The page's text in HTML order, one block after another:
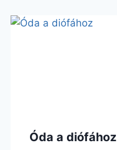
Óda a diófához